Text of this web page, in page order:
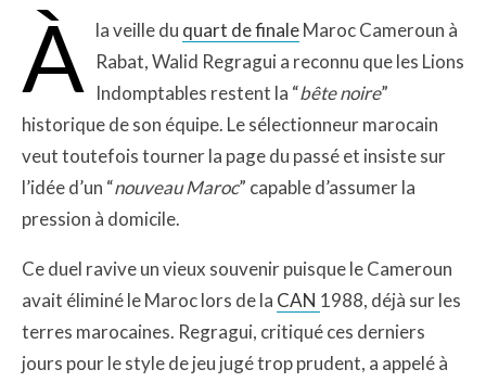
À la veille du quart de finaleMaroc Cameroun à
Rabat, Walid Regragui a reconnu que les Lions
Indomptables restent la “bête noire”
historique de son équipe. Le sélectionneur marocain
veut toutefois tourner la page du passé et insiste sur
l’idée d’un “nouveau Maroc” capable d’assumer la
pression à domicile.
Ce duel ravive un vieux souvenir puisque le Cameroun
avait éliminé le Maroc lors de la CAN 1988, déjà sur les
terres marocaines. Regragui, critiqué ces derniers
jours pour le style de jeu jugé trop prudent, a appelé à